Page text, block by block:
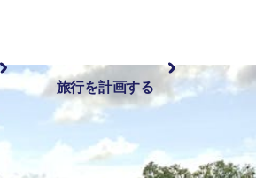
アウトバックとアウトドア
現地でしたいこと
旅行を計画する
実用的な情報 計画ツール
検索: